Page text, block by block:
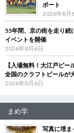
ポート
2026年8月
55年間、京の街を走り
イベントを開催
2026年8月6日
【入場無料！大江戸ビ
全国のクラフトビールが
2026年8月6日
まめ学
写真に埋